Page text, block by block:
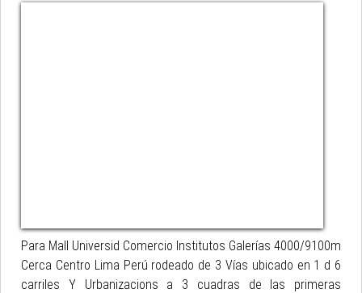
Para Mall Universid Comercio Institutos Galerías 4000/9100m
Cerca Centro Lima Perú rodeado de 3 Vías ubicado en 1 d 6
carriles Y Urbanizacions a 3 cuadras de las primeras